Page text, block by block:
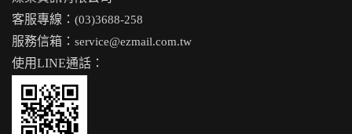
客服專線： (03)3688-258
服務信箱： service@ezmail.com.tw
使用LINE通話：